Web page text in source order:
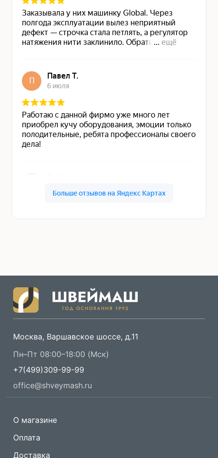
Москва, Варшавское шоссе, д.11
Пн–Пт 08:00–18:00 (Мск)
+7(499)309-99-99
office@shveymash.ru
О магазине
Оплата
Доставка